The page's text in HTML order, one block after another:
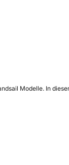
Modelle. In